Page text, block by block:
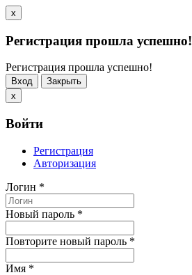
x
Регистрация прошла успешно!
Регистрация прошла успешно!
Вход
Закрыть
x
Войти
Регистрация
Авторизация
Логин *
Новый пароль *
Повторите новый пароль *
Имя *